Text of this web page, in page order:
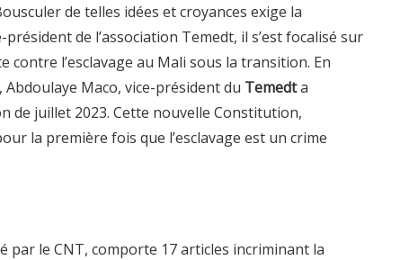
de telles idées et croyances exige la
de l’association Temedt, il s’est focalisé sur
l’esclavage au Mali sous la transition. En
Maco, vice-président du Temedta
de juillet 2023. Cette nouvelle Constitution,
la première fois que l’esclavage est un crime
par le CNT, comporte 17 articles incriminant la